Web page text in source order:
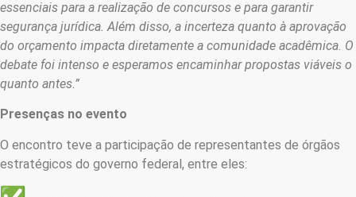
essenciais para a realização de concursos e para garantir
segurança jurídica. Além disso, a incerteza quanto à aprovação
do orçamento impacta diretamente a comunidade acadêmica. O
debate foi intenso e esperamos encaminhar propostas viáveis o
quanto antes.”
Presenças no evento
O encontro teve a participação de representantes de órgãos
estratégicos do governo federal, entre eles: